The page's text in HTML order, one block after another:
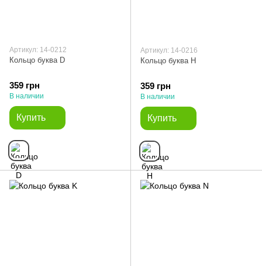
Артикул: 14-0212
Кольцо буква D
359 грн
В наличии
Купить
Артикул: 14-0216
Кольцо буква H
359 грн
В наличии
Купить